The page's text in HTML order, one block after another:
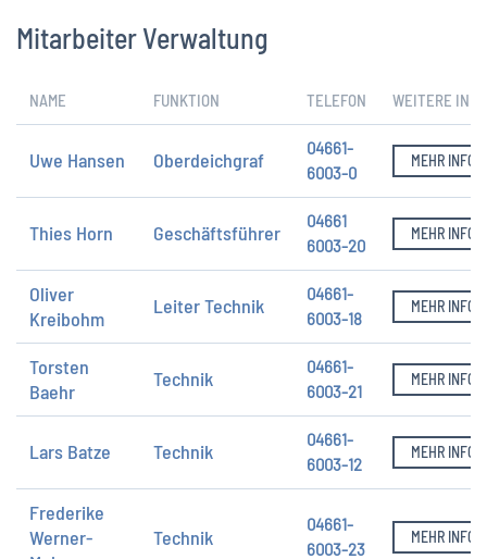
Mitarbeiter Verwaltung
NAME FUNKTION TELEFON WEITERE
Uwe Hansen Oberdeichgraf
04661-
6003-0
MEHR INFOS
Thies Horn Geschäftsführer
04661
6003-20
MEHR INFOS
Oliver
Kreibohm
Leiter Technik
04661-
6003-18
MEHR INFOS
Torsten
Baehr
Technik
04661-
6003-21
MEHR INFOS
Lars Batze Technik
04661-
6003-12
MEHR INFOS
Frederike
Werner-
Technik
04661-
6003-23
MEHR INFOS